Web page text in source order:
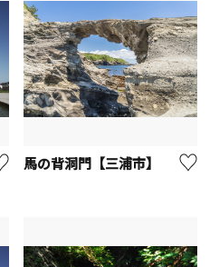
馬の背洞門【三浦市】